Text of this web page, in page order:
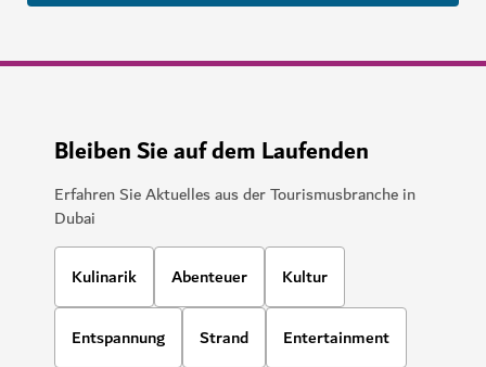
Bleiben Sie auf dem Laufenden
Erfahren Sie Aktuelles aus der Tourismusbranche in
Dubai
Kulinarik Abenteuer Kultur
Entspannung Strand Entertainment